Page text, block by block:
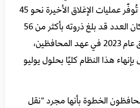
ويتوقع المسؤولون أن تُوفّر عمليات الإغلاق الأخيرة نحو 45
مليون جنيه سنويًا. وكان العدد قد بلغ ذروته بأكثر من 56
ألف شخص في الفنادق عام 2023 في عهد المحافظين،
هذا النظام كليًا بحلول يوليو
الخطوة بأنها مجرد “نقل